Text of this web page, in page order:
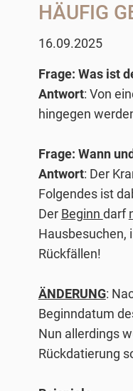
HÄUFIG
16.09.2025
Frage: Was ist
Antwort: Von
hingegen
Frage: Wann
Antwort: Der
Folgendes ist
Der Beginn darf
Hausbesuchen,
Rückfällen!
ÄNDERUNG:
Beginndatum
Nun allerdings
Rückdatierung